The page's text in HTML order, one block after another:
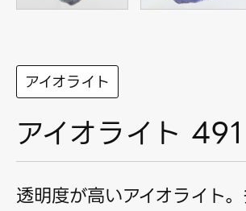
アイオライト
アイオライト
透明度が高いアイオライト